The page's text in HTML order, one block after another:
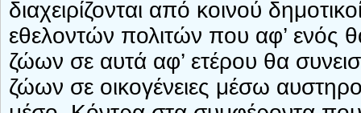
διαχειρίζονται από κοινού
εθελοντών πολιτών που αφ’ ενός
ζώων σε αυτά αφ’ ετέρου θα
ζώων σε οικογένειες μέσω